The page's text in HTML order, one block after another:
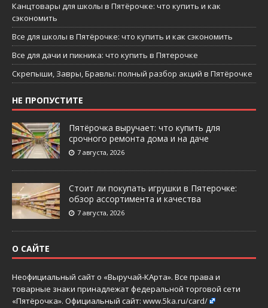
Канцтовары для школы в Пятёрочке: что купить и как
сэкономить
Все для школы в Пятёрочке: что купить и как сэкономить
Все для дачи и пикника: что купить в Пятерочке
Скрепыши, Завры, Бравлы: полный разбор акций в Пятёрочке
НЕ ПРОПУСТИТЕ
Пятёрочка выручает: что купить для
срочного ремонта дома и на даче
7 августа, 2026
Стоит ли покупать игрушки в Пятерочке:
обзор ассортимента и качества
7 августа, 2026
О САЙТЕ
Неофициальный сайт о «Выручай-КАрта». Все права и
товарные знаки принадлежат федеральной торговой сети
«Пятёрочка». Официальный сайт: www.5ka.ru/card/